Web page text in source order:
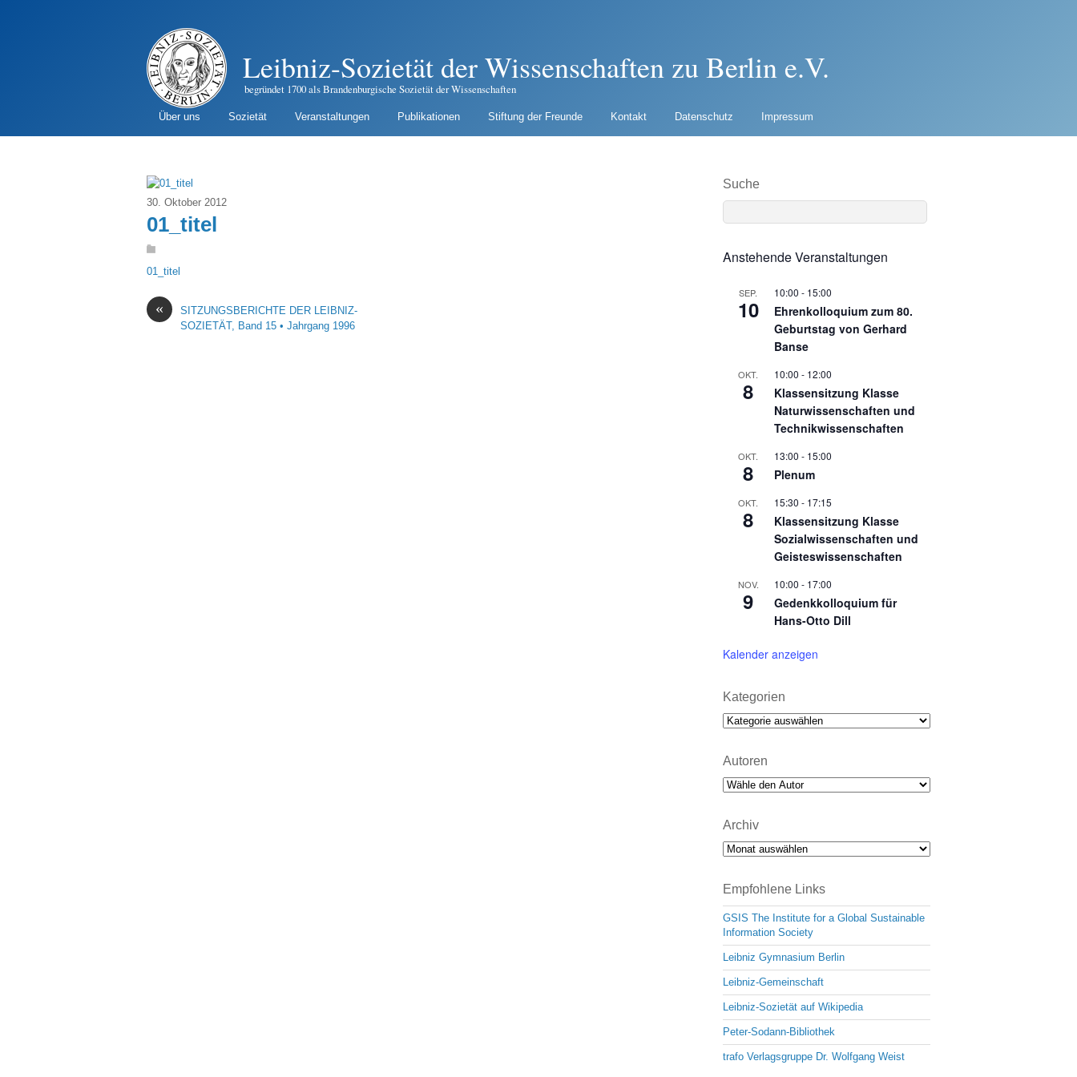
Leibniz-Sozietät der Wissenschaften zu Berlin e.V.
begründet 1700 als Brandenburgische Sozietät der Wissenschaften
Über uns Sozietät Veranstaltungen Publikationen Stiftung der Freunde Kontakt Datenschutz Impressum
30. Oktober 2012
01_titel
01_titel
«
SITZUNGSBERICHTE DER LEIBNIZ-
SOZIETÄT, Band 15 • Jahrgang 1996
Suche
Anstehende Veranstaltungen
SEP.
10
10:00 - 15:00
Ehrenkolloquium zum 80.
Geburtstag von Gerhard
Banse
OKT.
8
10:00 - 12:00
Klassensitzung Klasse
Naturwissenschaften und
Technikwissenschaften
OKT.
8
13:00 - 15:00
Plenum
OKT.
8
15:30 - 17:15
Klassensitzung Klasse
Sozialwissenschaften und
Geisteswissenschaften
NOV.
9
10:00 - 17:00
Gedenkkolloquium für
Hans-Otto Dill
Kalender anzeigen
Kategorien
Kategorien
Autoren
Archiv
Archiv
Empfohlene Links
GSIS The Institute for a Global Sustainable
Information Society
Leibniz Gymnasium Berlin
Leibniz-Gemeinschaft
Leibniz-Sozietät auf Wikipedia
Peter-Sodann-Bibliothek
trafo Verlagsgruppe Dr. Wolfgang Weist